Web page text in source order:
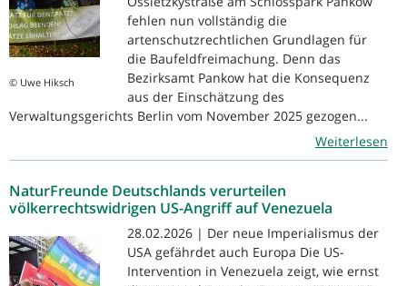
© Uwe Hiksch
fehlen nun vollständig die
artenschutzrechtlichen Grundlagen für
die Baufeldfreimachung. Denn das
Bezirksamt Pankow hat die Konsequenz
aus der Einschätzung des
Verwaltungsgerichts Berlin vom November 2025 gezogen...
Weiterlesen
NaturFreunde Deutschlands verurteilen
völkerrechtswidrigen US-Angriff auf Venezuela
28.02.2026 | Der neue Imperialismus der
USA gefährdet auch Europa Die US-
Intervention in Venezuela zeigt, wie ernst